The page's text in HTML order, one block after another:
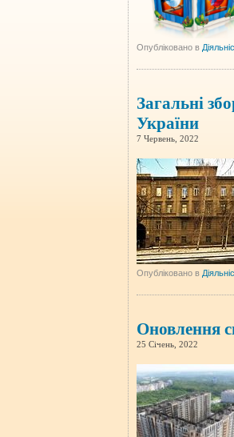
Опубліковано в
Загальні
України
7 Червень, 2022
Опубліковано в
Оновлення
25 Січень, 2022